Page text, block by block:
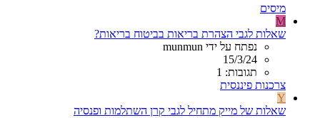
מיסים
M
שאלות לגבי הצהרת בריאות בביטוח בריאות?
נפתח על ידי munmun
15/3/24
תגובות: 1
צרכנות פיננסית
Y
שאלות של מייק מתחיל לגבי קרן השתלמות ופנסיה